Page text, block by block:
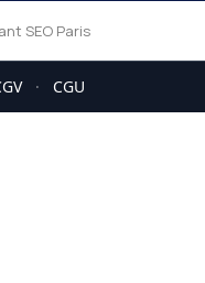
SEO Paris
· CGU